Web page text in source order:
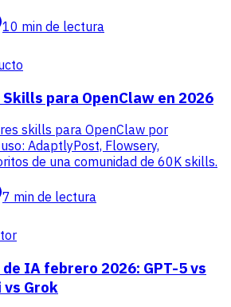
10 min de lectura
para OpenClaw en 2026
skills para OpenClaw por
AdaptlyPost, Flowsery,
de una comunidad de 60K skills.
7 min de lectura
IA febrero 2026: GPT-5 vs
vs Grok